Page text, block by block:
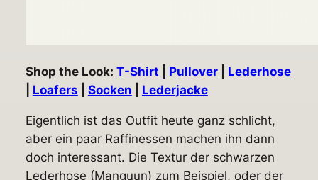
Shop the Look: T-Shirt Pullover| Lederhose
Loafers Socken Lederjacke
Eigentlich ist das Outfit heute ganz schlicht,
aber ein paar Raffinessen machen ihn dann
doch interessant. Die Textur der schwarzen
Lederhose (Manguun) zum Beispiel, oder der